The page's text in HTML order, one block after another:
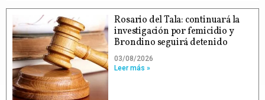
Rosario del Tala: continuará la
investigación por femicidio y
Brondino seguirá detenido
03/08/2026
Leer más »